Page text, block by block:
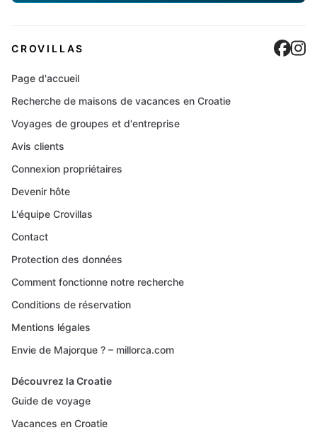
CROVILLAS
Page d'accueil
Recherche de maisons de vacances en Croatie
Voyages de groupes et d'entreprise
Avis clients
Connexion propriétaires
Devenir hôte
L'équipe Crovillas
Contact
Protection des données
Comment fonctionne notre recherche
Conditions de réservation
Mentions légales
Envie de Majorque ? – millorca.com
Découvrez la Croatie
Guide de voyage
Vacances en Croatie